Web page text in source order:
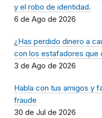
y el robo de identidad.
6 de Ago de 2026
¿Has perdido dinero a
con los estafadores que
3 de Ago de 2026
Habla con tus amigos y
fraude
30 de Jul de 2026